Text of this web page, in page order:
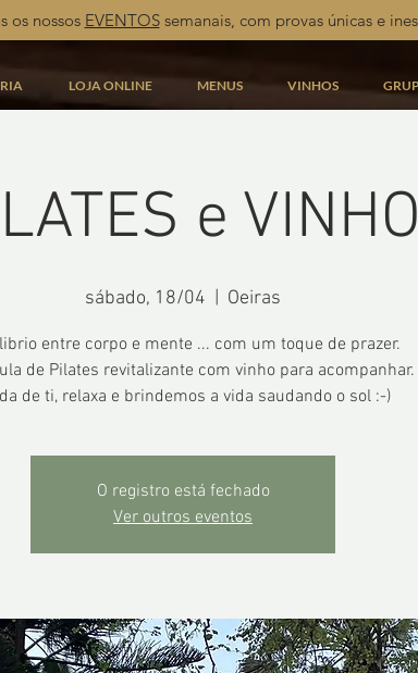
os nossos EVENTOSsemanais, com provas únicas e
LOJA ONLINE MENUS VINHOS
e VINHO
sábado, 18/04 Oeiras
entre corpo e mente ... com um toque de prazer.
de Pilates revitalizante com vinho para acompanhar.
de ti, relaxa e brindemos a vida saudando o sol :-)
O registro está fechado
Ver outros eventos